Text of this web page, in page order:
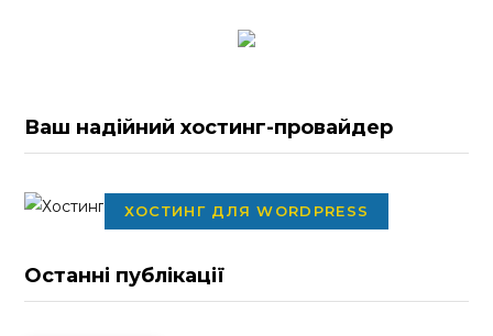
Ваш надійний хостинг-провайдер
ХОСТИНГ ДЛЯ WORDPRESS
Останні публікації